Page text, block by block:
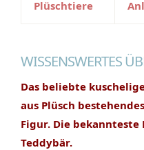
Plüschtiere
WISSENSWERTES
Das beliebte
aus Plüsch
Figur. Die
Teddybär.